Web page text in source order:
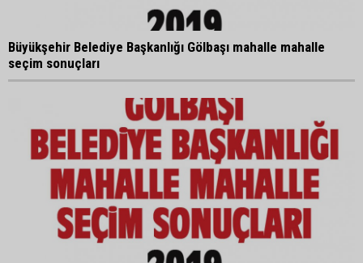
Büyükşehir Belediye Başkanlığı Gölbaşı mahalle mahalle
seçim sonuçları